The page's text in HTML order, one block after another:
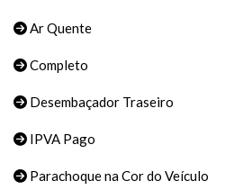
Ar Quente
Completo
Desembaçador Traseiro
IPVA Pago
Parachoque na Cor do Veículo